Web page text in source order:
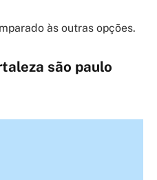
às outras opções.
são paulo